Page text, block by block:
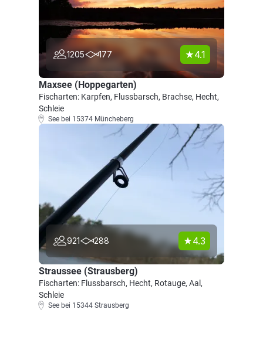
1205 177 4.1
Maxsee (Hoppegarten)
Fischarten: Karpfen, Flussbarsch, Brachse, Hecht,
Schleie
See bei 15374 Müncheberg
921 288 4.3
Straussee (Strausberg)
Fischarten: Flussbarsch, Hecht, Rotauge, Aal,
Schleie
See bei 15344 Strausberg